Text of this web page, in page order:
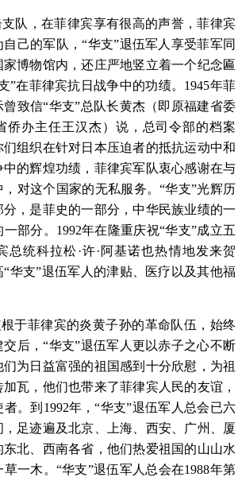
队，在菲律宾享有很高的声誉，菲律宾
己的军队，“华支”退伍军人享受菲军同
博物馆内，还庄严地竖立着一个纪念匾
”在菲律宾抗日战争中的功绩。1945年菲
致信“华支”总队长黄杰（即原福建省委
侨办主任王汉杰）说，总司令部的档案
组织在针对日本压迫者的抵抗运动中和
的辉煌功绩，菲律宾军队衷心感谢在与
对这个国家的无私服务。“华支”光辉历
分，是菲史的一部分，中华民族业绩的一
部分。1992年在隆重庆祝“华支”成立五
总统科拉松·许·阿基诺也热情地发来贺
华支”退伍军人的津贴、医疗以及其他福
于菲律宾的炎黄子孙的革命队伍，始终
后，“华支”退伍军人更以赤子之心不断
为日益富强的祖国感到十分欣慰，为祖
瓦，他们也带来了菲律宾人民的友谊，
。到1992年，“华支”退伍军人总会已六
足迹遍及北京、上海、西安、广州、厦
北、西南各省，他们热爱祖国的山山水
一木。“华支”退伍军人总会在1988年第